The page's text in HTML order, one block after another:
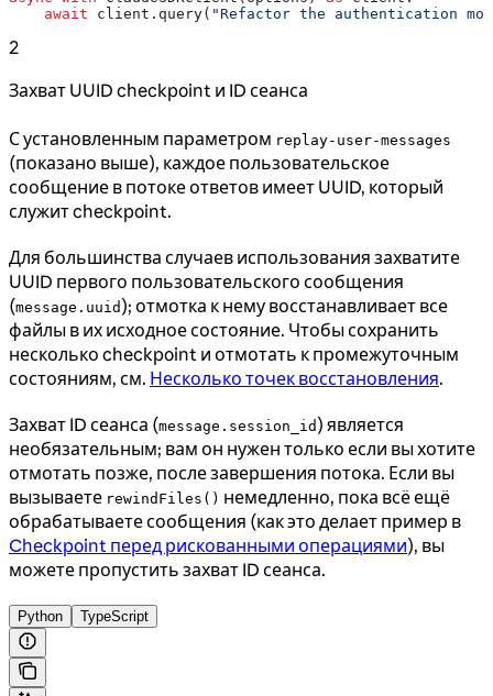
    await
client.query( "Refactor the authentication
2
Захват UUID checkpoint и ID сеанса
С установленным параметром replay-user-messages
(показано выше), каждое пользовательское
сообщение в потоке ответов имеет UUID, который
служит checkpoint.
Для большинства случаев использования захватите
UUID первого пользовательского сообщения
(message.uuid ); отмотка к нему восстанавливает все
файлы в их исходное состояние. Чтобы сохранить
несколько checkpoint и отмотать к промежуточным
состояниям, см. Несколько точек восстановления.
Захват ID сеанса (message.session_id ) является
необязательным; вам он нужен только если вы хотите
отмотать позже, после завершения потока. Если вы
вызываете rewindFiles() немедленно, пока всё ещё
обрабатываете сообщения (как это делает пример в
Checkpoint перед рискованными операциями), вы
можете пропустить захват ID сеанса.
Python TypeScript